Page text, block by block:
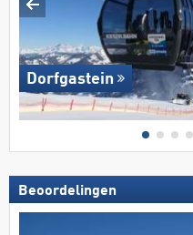
Dorfgastein
Beoordelingen